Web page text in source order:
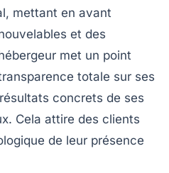
mettant en avant
et des
met un point
totale sur ses
concrets de ses
Cela attire des clients
de leur présence